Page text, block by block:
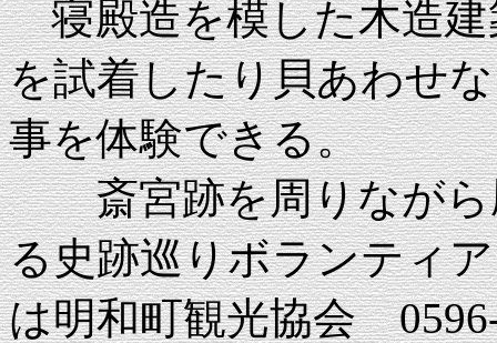
寝殿造を模した木造建
を試着したり貝あわせ
事を体験できる。
斎宮跡を周りながら
る史跡巡りボランティ
は明和町観光協会